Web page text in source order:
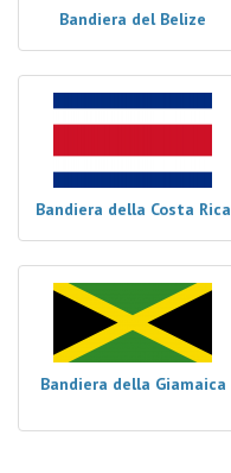
Bandiera del Belize
Bandiera della Costa Rica
Bandiera della Giamaica